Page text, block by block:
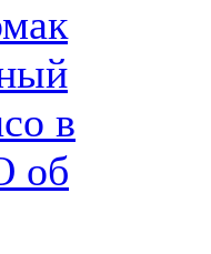
в
об